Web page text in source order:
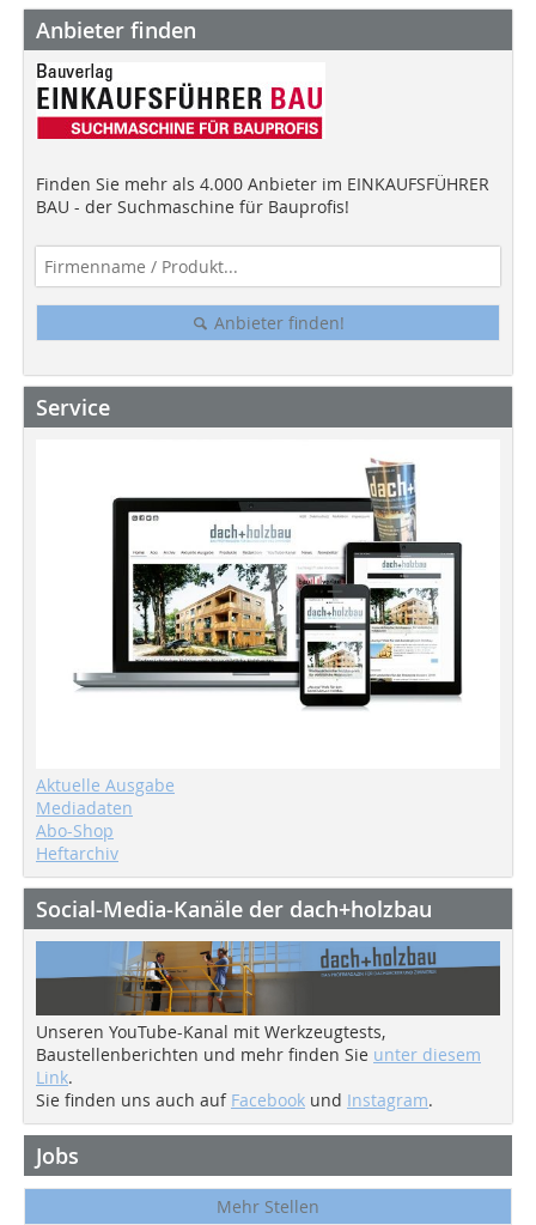
Anbieter finden
Finden Sie mehr als 4.000 Anbieter im EINKAUFSFÜHRER
BAU - der Suchmaschine für Bauprofis!
Anbieter finden!
Service
Aktuelle Ausgabe
Mediadaten
Abo-Shop
Heftarchiv
Social-Media-Kanäle der dach+holzbau
Unseren YouTube-Kanal mit Werkzeugtests,
Baustellenberichten und mehr finden Sie unter diesem
Link.
Sie finden uns auch auf Facebook und Instagram.
Jobs
Mehr Stellen